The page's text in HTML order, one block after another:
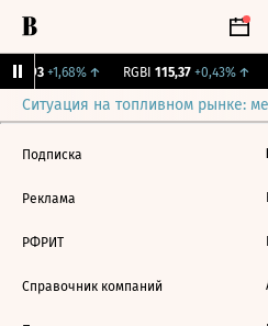
895,93 +1,68%↑ RGBI 115,37 +0,43%↑
Ситуация на топливном рынке:
Подписка
Реклама
РФРИТ
Справочник компаний